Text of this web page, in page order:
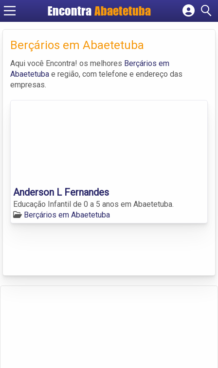
Encontra Abaetetuba
Cadastrar empresa
Criar conta
Berçários em Abaetetuba
Aqui você Encontra! os melhores Berçários em
Abaetetuba e região, com telefone e endereço das
empresas.
Anderson L Fernandes
Educação Infantil de 0 a 5 anos em Abaetetuba.
Berçários em Abaetetuba